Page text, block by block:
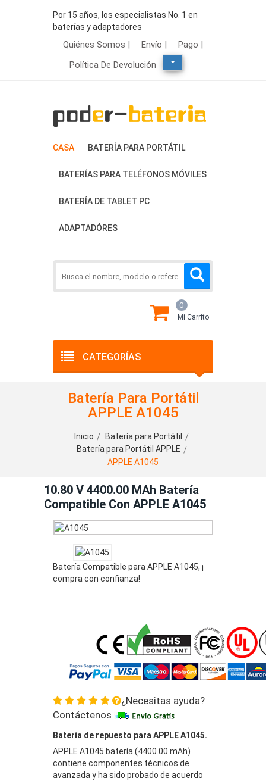
Por 15 años, los especialistas No. 1 en
baterías y adaptadores
Quiénes Somos | Envío |
Pago |
Política De Devolución
CASA BATERÍA PARA PORTÁTIL
BATERÍAS PARA TELÉFONOS MÓVILES
BATERÍA DE TABLET PC
ADAPTADÓRES
CATEGORÍAS
0
Mi Carrito
Batería Para Portátil
APPLE A1045
Inicio
Batería para Portátil
Batería para Portátil APPLE
APPLE A1045
10.80 V 4400.00 MAh Batería
Compatible Con APPLE A1045
Batería Compatible para APPLE A1045, ¡
compra con confianza!
¿Necesitas ayuda?
Contáctenos
Batería de repuesto para APPLE A1045.
APPLE A1045 batería (4400.00 mAh)
contiene componentes técnicos de
avanzada y ha sido probado de acuerdo